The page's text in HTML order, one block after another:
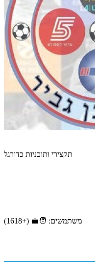
תקצירי ותוכניות כדורגל
משתמשים: 🧑‍💼 (+1618)